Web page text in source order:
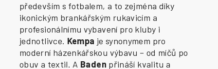
především s fotbalem, a to zejména díky
ikonickým brankářským rukavicím a
profesionálnímu vybavení pro kluby i
jednotlivce. Kempa je synonymem pro
moderní házenkářskou výbavu – od míčů po
obuv a textil. A Baden přináší kvalitu a